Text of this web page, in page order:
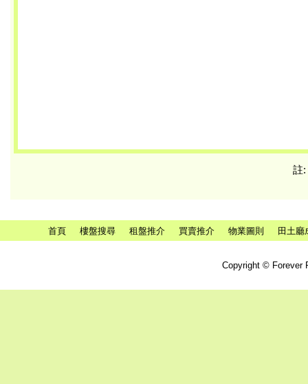
註
首頁 樓盤搜尋 租盤推介 買賣推介 物業圖則 田土廳
Copyright © Forever